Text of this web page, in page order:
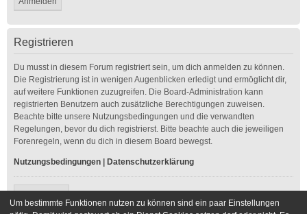
Registrieren
Du musst in diesem Forum registriert sein, um dich anmelden zu können.
Die Registrierung ist in wenigen Augenblicken erledigt und ermöglicht dir,
auf weitere Funktionen zuzugreifen. Die Board-Administration kann
registrierten Benutzern auch zusätzliche Berechtigungen zuweisen.
Beachte bitte unsere Nutzungsbedingungen und die verwandten
Regelungen, bevor du dich registrierst. Bitte beachte auch die jeweiligen
Forenregeln, wenn du dich in diesem Board bewegst.
Nutzungsbedingungen Datenschutzerklärung
Um bestimmte Funktionen nutzen zu können sind ein paar Einstellungen